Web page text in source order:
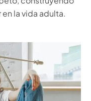
la vida adulta.